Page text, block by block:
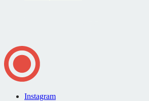
Instagram